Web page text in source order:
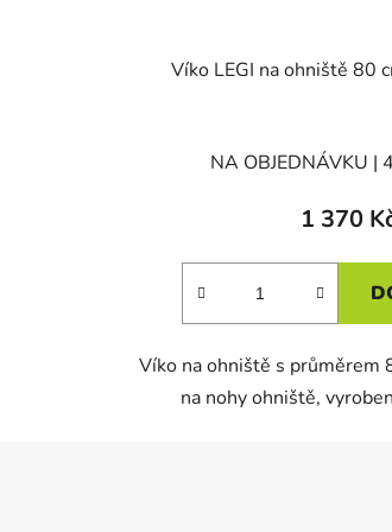
Víko LEGI na ohniště 80
NA OBJEDNÁVKU |
1 370
Víko na ohniště s průměrem
na nohy ohniště,